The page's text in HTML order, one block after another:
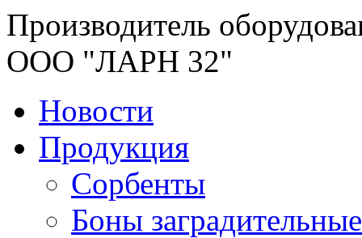
Производитель
ООО "ЛАРН 32"
Новости
Продукция
Сорбенты
Боны заградительные